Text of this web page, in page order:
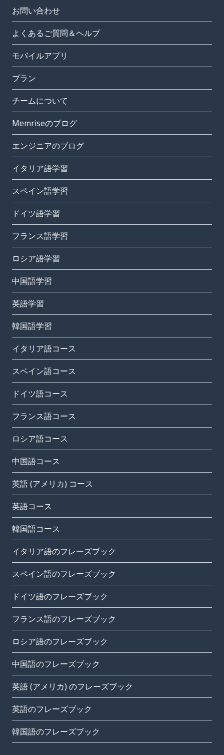
お問い合わせ
よくあるご質問＆ヘルプ
モバイルアプリ
プラン
チームについて
Memriseのブログ
エンジニアのブログ
イタリア語学習
スペイン語学習
ドイツ語学習
フランス語学習
ロシア語学習
中国語学習
英語学習
韓国語学習
イタリア語コース
スペイン語コース
ドイツ語コース
フランス語コース
ロシア語コース
中国語コース
英語 (アメリカ) コース
英語コース
韓国語コース
イタリア語のフレーズブック
スペイン語のフレーズブック
ドイツ語のフレーズブック
フランス語のフレーズブック
ロシア語のフレーズブック
中国語のフレーズブック
英語 (アメリカ) のフレーズブック
英語のフレーズブック
韓国語のフレーズブック